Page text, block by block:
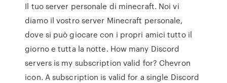
Il tuo server personale di minecraft. Noi vi
diamo il vostro server Minecraft personale,
dove si può giocare con i propri amici tutto il
giorno e tutta la notte. How many Discord
servers is my subscription valid for? Chevron
icon. A subscription is valid for a single Discord